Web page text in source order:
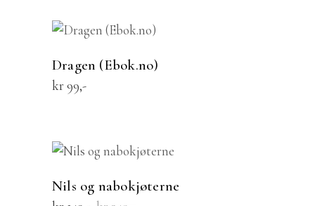
Dragen (Ebok.no)
kr99
Nils og nabokjøterne